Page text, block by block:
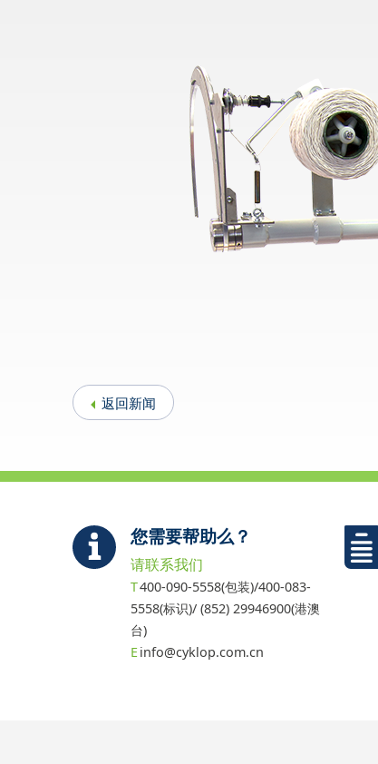
返回新闻
您需要帮助么？
请联系我们
400-090-5558(包装)/400-083-
5558(标识)/ (852) 29946900(港澳
台)
info@cyklop.com.cn